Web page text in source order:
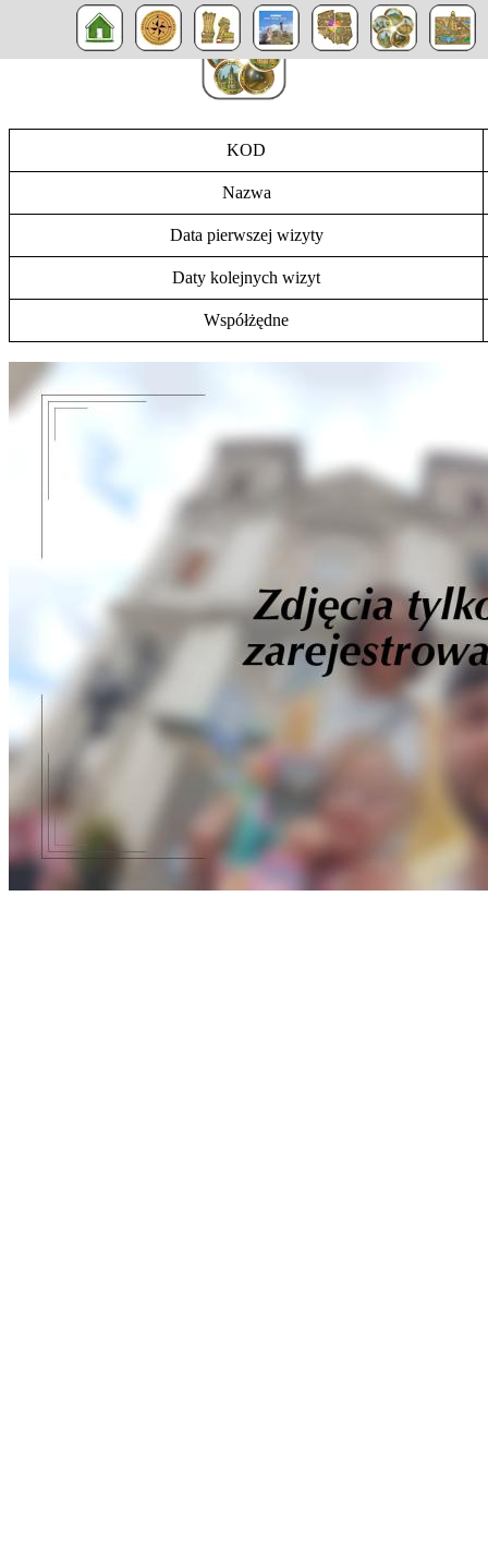
KOD
Nazwa
Data pierwszej wizyty
Daty kolejnych wizyt
Współżędne